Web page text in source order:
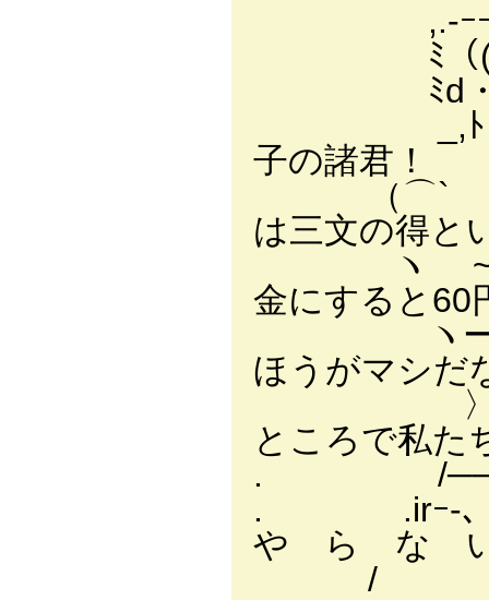
,.-ｰｰ
ﾐ（(`
ﾐd・ω
_,ﾄ -
子の諸君！
（⌒` ⌒
は三文の得と
ヽ
金にすると60
ヽー―'^
ほうがマシだ
〉 |
ところで私た
. /
. .ir
や ら な
/ ｀